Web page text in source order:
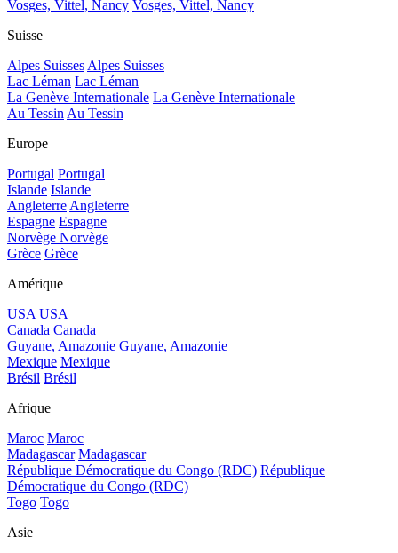
Vosges, Vittel, Nancy Vosges, Vittel, Nancy
Suisse
Alpes Suisses Alpes Suisses
Lac Léman Lac Léman
La Genève Internationale La Genève Internationale
Au Tessin Au Tessin
Europe
Portugal Portugal
Islande Islande
Angleterre Angleterre
Espagne Espagne
Norvège Norvège
Grèce Grèce
Amérique
USA USA
Canada Canada
Guyane, Amazonie Guyane, Amazonie
Mexique Mexique
Brésil Brésil
Afrique
Maroc Maroc
Madagascar Madagascar
République Démocratique du Congo (RDC) République
Démocratique du Congo (RDC)
Togo Togo
Asie